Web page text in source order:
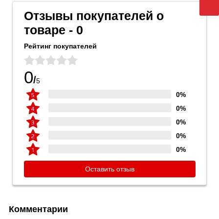
Отзывы покупателей о
товаре - 0
Рейтинг покупателей
0/5
0%
0%
0%
0%
0%
Оставить отзыв
Комментарии